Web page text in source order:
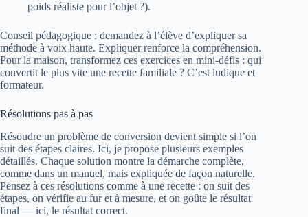
poids réaliste pour l’objet ?).
Conseil pédagogique : demandez à l’élève d’expliquer sa
méthode à voix haute. Expliquer renforce la compréhension.
Pour la maison, transformez ces exercices en mini-défis : qui
convertit le plus vite une recette familiale ? C’est ludique et
formateur.
Résolutions pas à pas
Résoudre un problème de conversion devient simple si l’on
suit des étapes claires. Ici, je propose plusieurs exemples
détaillés. Chaque solution montre la démarche complète,
comme dans un manuel, mais expliquée de façon naturelle.
Pensez à ces résolutions comme à une recette : on suit des
étapes, on vérifie au fur et à mesure, et on goûte le résultat
final — ici, le résultat correct.